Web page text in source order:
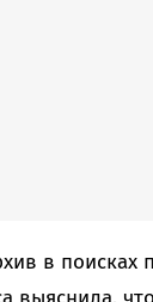
в поисках